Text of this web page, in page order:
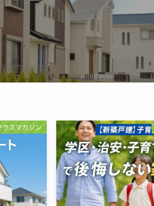
ラスマガジン